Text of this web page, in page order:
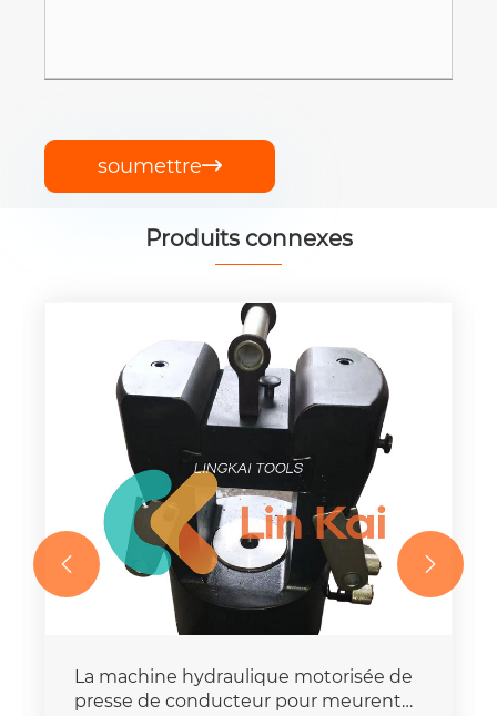
soumettre
Produits connexes
La machine hydraulique motorisée de
presse de conducteur pour meurent
 